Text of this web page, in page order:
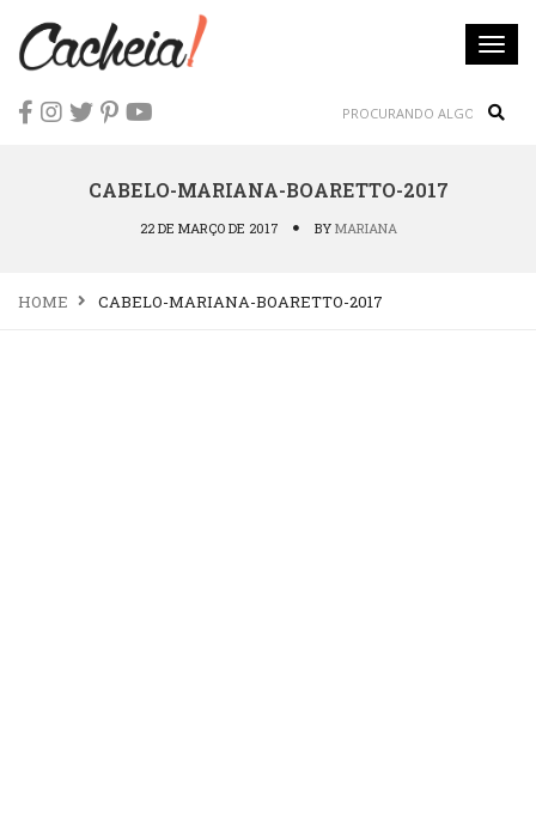
CABELO-MARIANA-BOARETTO-2017
22 DE MARÇO DE 2017 BY MARIANA
HOME CABELO-MARIANA-BOARETTO-2017